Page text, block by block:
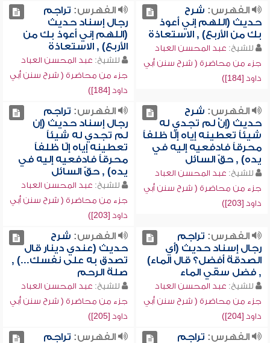
الفهرس: شرح
حديث (اللهم إني أعوذ
بك من الأربع) , الاستعاذة
للشيخ: عبد المحسن العباد
جزء من محاضرة ( شرح سنن أبي
داود [184])
الفهرس: تراجم
رجال إسناد حديث
(اللهم إني أعوذ بك من
الأربع) , الاستعاذة
للشيخ: عبد المحسن العباد
جزء من محاضرة ( شرح سنن أبي
داود [184])
الفهرس: شرح
حديث (إنْ لم تجدي له
شيئاً تعطينه إياه إلّا ظلفاً
محرقاً فادفعيه إليه في
يده) , حقّ السائل
للشيخ: عبد المحسن العباد
جزء من محاضرة ( شرح سنن أبي
داود [203])
الفهرس: تراجم
رجال إسناد حديث (إن
لم تجدي له شيئاً
تعطينه إياه إلّا ظلفاً
محرقاً فادفعيه إليه في
يده) , حقّ السائل
للشيخ: عبد المحسن العباد
جزء من محاضرة ( شرح سنن أبي
داود [203])
الفهرس: تراجم
رجال إسناد حديث (أي
الصدقة أفضل؟ قال الماء)
, فضل سقي الماء
للشيخ: عبد المحسن العباد
جزء من محاضرة ( شرح سنن أبي
داود [204])
الفهرس: شرح
حديث (عندي دينار قال
تصدق به على نفسك...) ,
صلة الرحم
للشيخ: عبد المحسن العباد
جزء من محاضرة ( شرح سنن أبي
داود [205])
الفهرس: تراجم
الفهرس: تراجم